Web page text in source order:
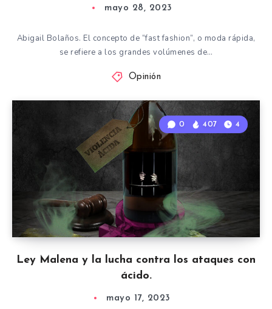
mayo 28, 2023
Abigail Bolaños. El concepto de “fast fashion”, o moda rápida,
se refiere a los grandes volúmenes de…
Opinión
Ley Malena y la lucha contra los ataques con
ácido.
0 407 4
mayo 17, 2023